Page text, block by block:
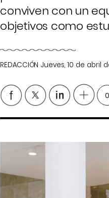
conviven con un
objetivos como
REDACCIÓN Jueves, 10 de abril
0